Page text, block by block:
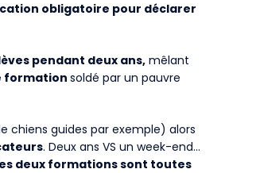
obligatoire pour déclarer
pendant deux ans, mêlant
formationsoldé par un pauvre
chiens guides par exemple) alors
. Deux ans VS un week-end…
deux formations sont toutes